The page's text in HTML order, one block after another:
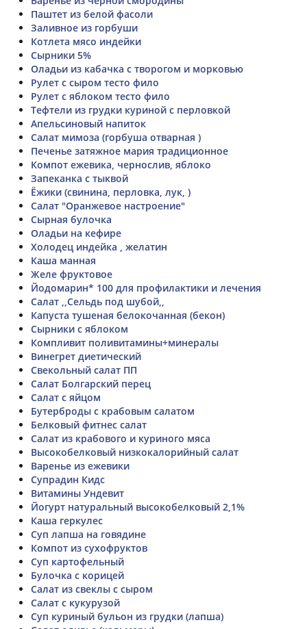
Паштет из белой фасоли
Заливное из горбуши
Котлета мясо индейки
Сырники 5%
Оладьи из кабачка с творогом и морковью
Рулет с сыром тесто фило
Рулет с яблоком тесто фило
Тефтели из грудки куриной с перловкой
Апельсиновый напиток
Салат мимоза (горбуша отварная )
Печенье затяжное мария традиционное
Компот ежевика, чернослив, яблоко
Запеканка с тыквой
Ёжики (свинина, перловка, лук, )
Салат "Оранжевое настроение"
Сырная булочка
Оладьи на кефире
Холодец индейка , желатин
Каша манная
Желе фруктовое
Йодомарин* 100 для профилактики и лечения
Салат ,,Сельдь под шубой,,
Капуста тушеная белокочанная (бекон)
Сырники с яблоком
Компливит поливитамины+минералы
Винегрет диетический
Свекольный салат ПП
Салат Болгарский перец
Салат с яйцом
Бутерброды с крабовым салатом
Белковый фитнес салат
Салат из крабового и куриного мяса
Высокобелковый низкокалорийный салат
Варенье из ежевики
Супрадин Кидс
Витамины Ундевит
Йогурт натуральный высокобелковый 2,1%
Каша геркулес
Суп лапша на говядине
Компот из сухофруктов
Суп картофельный
Булочка с корицей
Салат из свеклы с сыром
Салат с кукурузой
Суп куриный бульон из грудки (лапша)